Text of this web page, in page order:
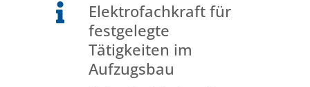

Elektrofachkraft für
festgelegte
Tätigkeiten im
Aufzugsbau